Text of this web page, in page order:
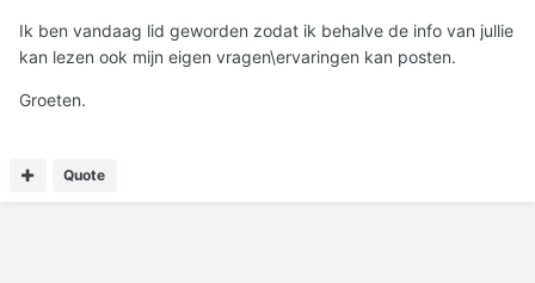
Ik ben vandaag lid geworden zodat ik behalve de info van jullie
kan lezen ook mijn eigen vragen\ervaringen kan posten.
Groeten.
Quote